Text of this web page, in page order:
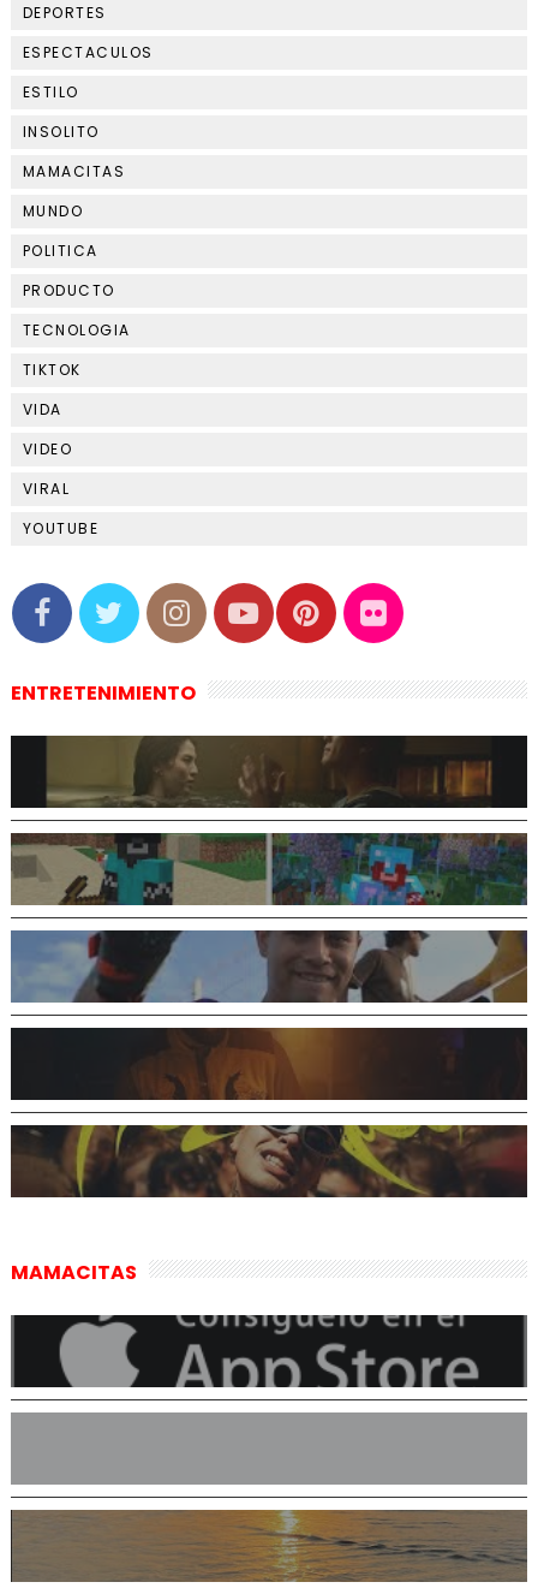
DEPORTES
ESPECTACULOS
ESTILO
INSOLITO
MAMACITAS
MUNDO
POLITICA
PRODUCTO
TECNOLOGIA
TIKTOK
VIDA
VIDEO
VIRAL
YOUTUBE
ENTRETENIMIENTO
MAMACITAS